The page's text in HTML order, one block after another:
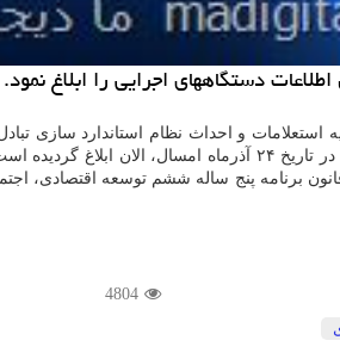
دستگاههای اجرایی را ابلاغ نمود.
و احداث نظام استاندارد سازی
با همكاری
اجرایی سوژه ماده ۲۹ قانون برنامه پنج ساله ششم
4804